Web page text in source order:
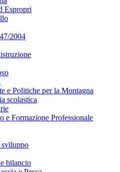
Espropri
2004
e Politiche per la Montagna
scolastica
e Formazione Professionale
sviluppo
bilancio